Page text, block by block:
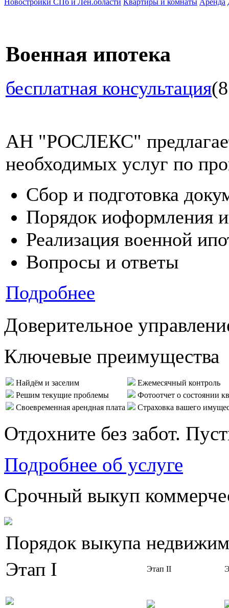
Военная ипотека
бесплатная консультация
АН "РОСЛЕКС"
необходимых услуг по
Сбор и подготовка
Порядок иоформления
Реализация военной
Вопросы и ответы
Подробнее
Доверительное
Ключевые преимущества
Найдём и заселим
Ежемесячный контроль
Решим текущие проблемы
Фотоотчет о состоянии
Своевременная арендная плата
Страховка вашего
Отдохните без забот.
Подробнее об услуге
Срочный выкуп
Порядок выкупа
Этап I
Этап II